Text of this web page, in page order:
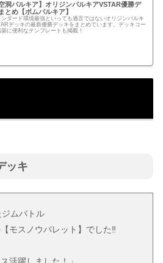
空洞パルキア】オリジンパルキアVSTAR優勝デ
とめ【ボムパルキア】
ンダード環境最強といっても過言ではないオリジンパルキ
デッキの最新優勝デッキをまとめています。デッキコー
築に便利なテンプレートも掲載！
ッキ
ムバトル
モスノウバレット】でした‼️